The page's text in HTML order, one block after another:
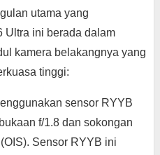
utama yang
Ultra ini berada dalam
kamera belakangnya yang
tinggi:
sensor RYYB
f/1.8 dan sokongan
Sensor RYYB ini